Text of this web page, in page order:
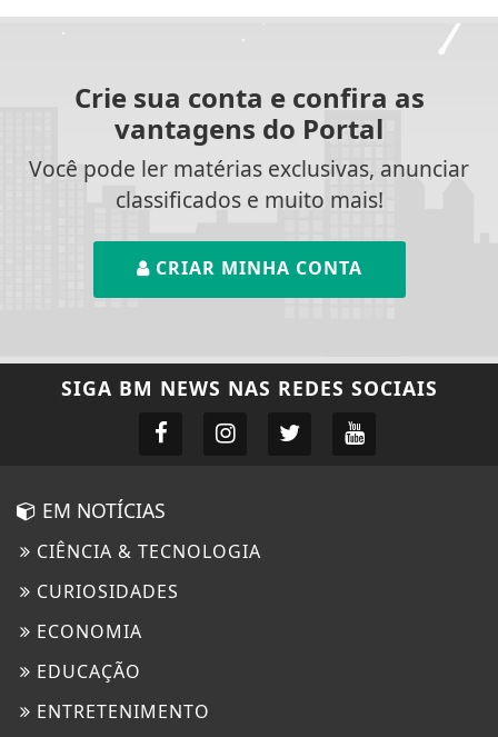
Crie sua conta e confira as
vantagens do Portal
Você pode ler matérias exclusivas, anunciar
classificados e muito mais!
CRIAR MINHA CONTA
SIGA BM NEWS NAS REDES SOCIAIS
EM NOTÍCIAS
CIÊNCIA & TECNOLOGIA
CURIOSIDADES
ECONOMIA
EDUCAÇÃO
ENTRETENIMENTO